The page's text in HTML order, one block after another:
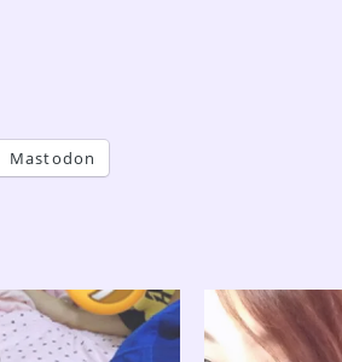
Mastodon